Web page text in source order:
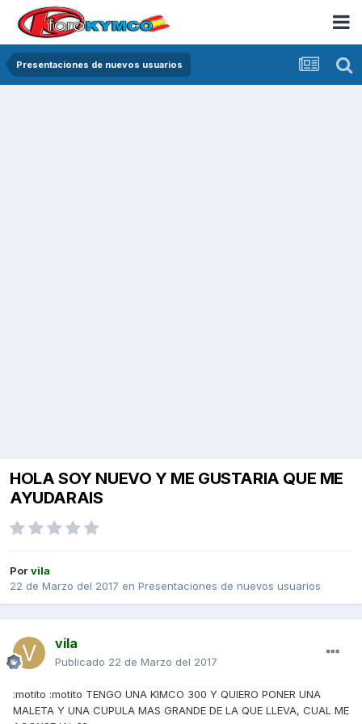
Presentaciones de nuevos usuarios
HOLA SOY NUEVO Y ME GUSTARIA QUE ME
AYUDARAIS
Porvila
22 de Marzo del 2017 en Presentaciones de nuevos usuarios
vila
Publicado 22 de Marzo del 2017
:motito :motito TENGO UNA KIMCO 300 Y QUIERO PONER UNA
MALETA Y UNA CUPULA MAS GRANDE DE LA QUE LLEVA, CUAL ME